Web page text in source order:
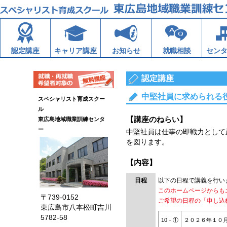
認定講座 キャリア講座 お知らせ 就職相談 セン
認定講座
中堅社員に求められる
【講座のねらい】
中堅社員は仕事の即戦力とし
を図ります。
【内容】
日程
以下の日程で講義を行
このホームページから
ご希望の日程の「申し
10－① ２０２６年１０
スペシャリスト育成スクー
ル
東広島地域職業訓練センタ
ー
〒739-0152
東広島市八本松町吉川
5782-58